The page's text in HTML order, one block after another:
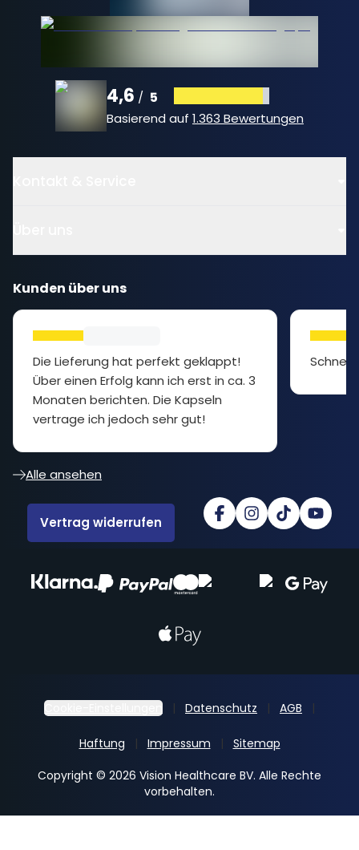
4,6 / 5
Basierend auf 1.363 Bewertungen
Kunden über uns
Die Lieferung hat perfekt geklappt!
Über einen Erfolg kann ich erst in ca. 3
Monaten berichten. Die Kapseln
vertrage ich jedoch sehr gut!
Schnell
Alle ansehen
Vertrag widerrufen
Cookie-Einstellungen Datenschutz AGB
Haftung Impressum
Sitemap
Copyright © 2026 Vision Healthcare BV. Alle Rechte
vorbehalten.